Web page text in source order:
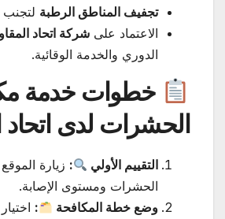
تجفيف المناطق الرطبة لتجنب
الاعتماد على شركة اتحاد
الدوري والخدمة الوقائية.
خطوات خدمة
الحشرات لدى اتحاد
التقييم الأولي : زيارة
الحشرات ومستوى الإصابة.
وضع خطة المكافحة
: